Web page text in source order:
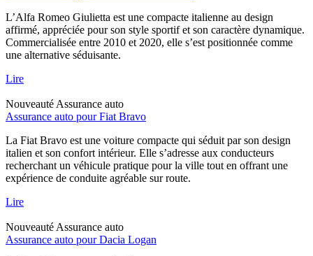
L’Alfa Romeo Giulietta est une compacte italienne au design
affirmé, appréciée pour son style sportif et son caractère dynamique.
Commercialisée entre 2010 et 2020, elle s’est positionnée comme
une alternative séduisante.
Lire
Nouveauté Assurance auto
Assurance auto pour Fiat Bravo
La Fiat Bravo est une voiture compacte qui séduit par son design
italien et son confort intérieur. Elle s’adresse aux conducteurs
recherchant un véhicule pratique pour la ville tout en offrant une
expérience de conduite agréable sur route.
Lire
Nouveauté Assurance auto
Assurance auto pour Dacia Logan